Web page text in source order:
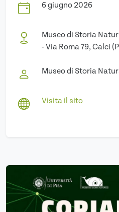
6 giugno 2026
Museo di Storia
- Via Roma 79, Calci
Museo di Storia
Visita il sito